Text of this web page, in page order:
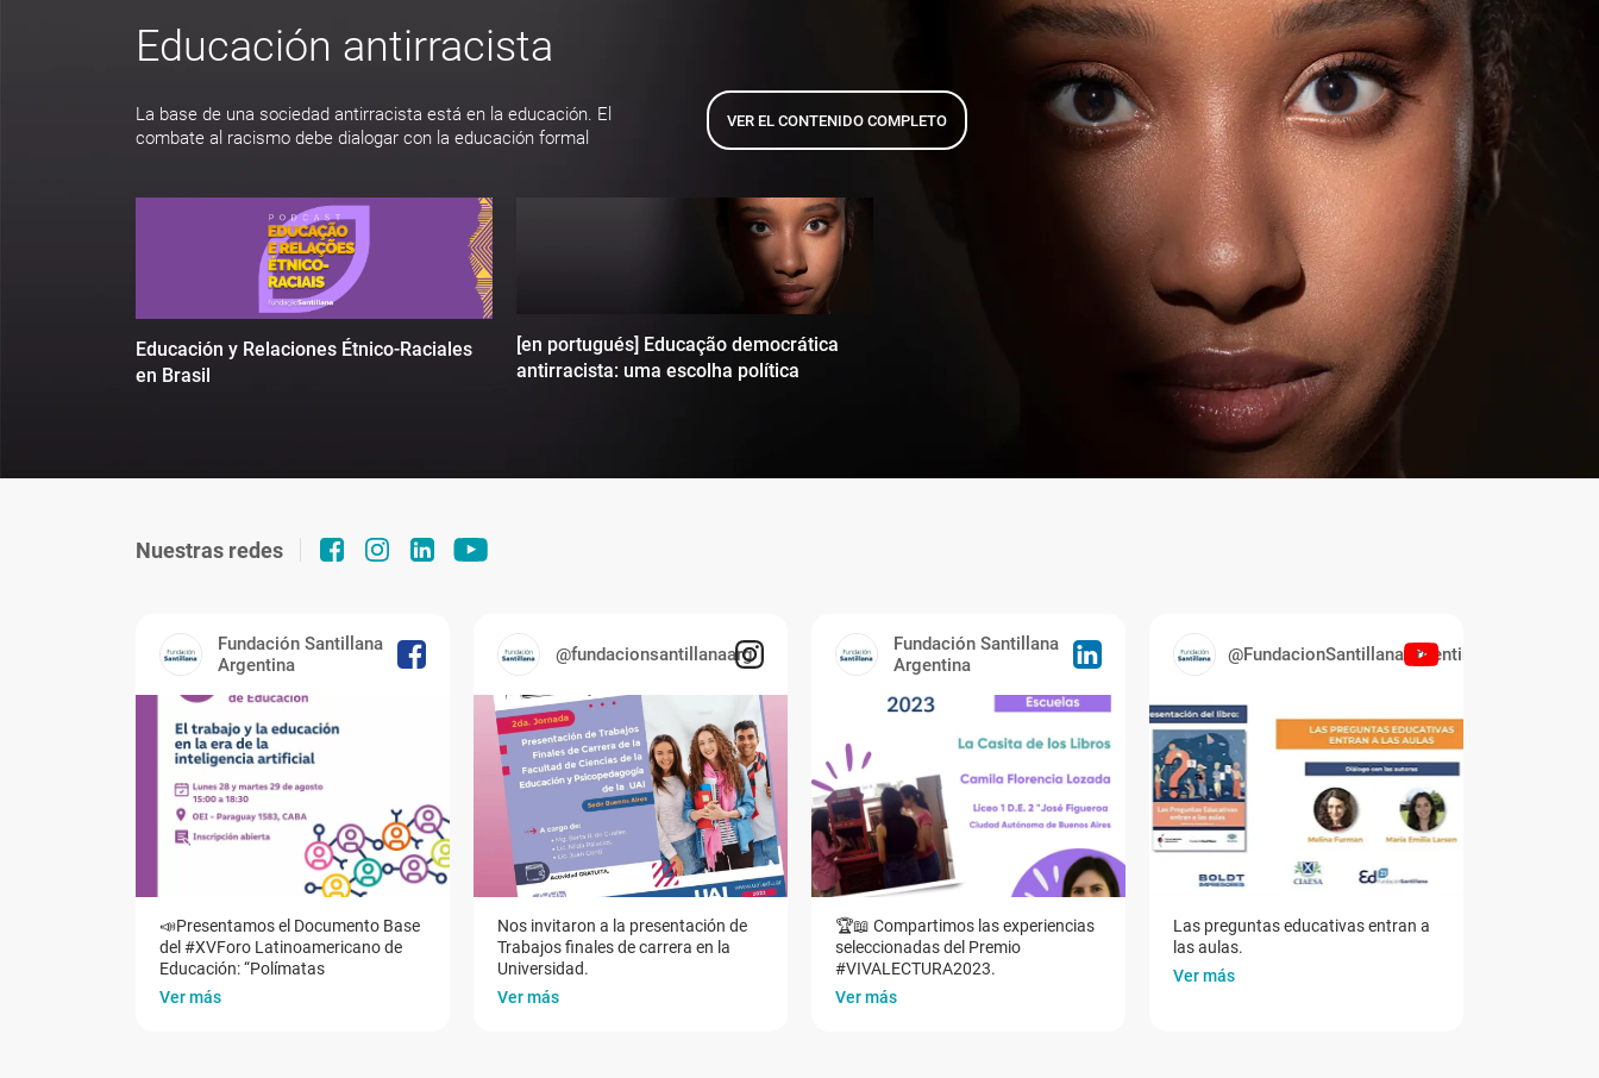
Educación antirracista
La base de una sociedad antirracista está en la educación. El
combate al racismo debe dialogar con la educación formal
VER EL CONTENIDO COMPLETO
Educación y Relaciones Étnico-Raciales
en Brasil
[en portugués] Educação democrática
antirracista: uma escolha política
Nuestras redes
Fundación Santillana
Argentina
📣Presentamos el Documento Base
del #XVForo Latinoamericano de
Educación: “Polímatas
Ver más
@fundacionsantillanaarg
Nos invitaron a la presentación de
Trabajos finales de carrera en la
Universidad.
Ver más
Fundación Santillana
Argentina
🏆📖 Compartimos las experiencias
seleccionadas del Premio
#VIVALECTURA2023.
Ver más
@FundacionSantillanaArgentina
Las preguntas educativas entran a
las aulas.
Ver más